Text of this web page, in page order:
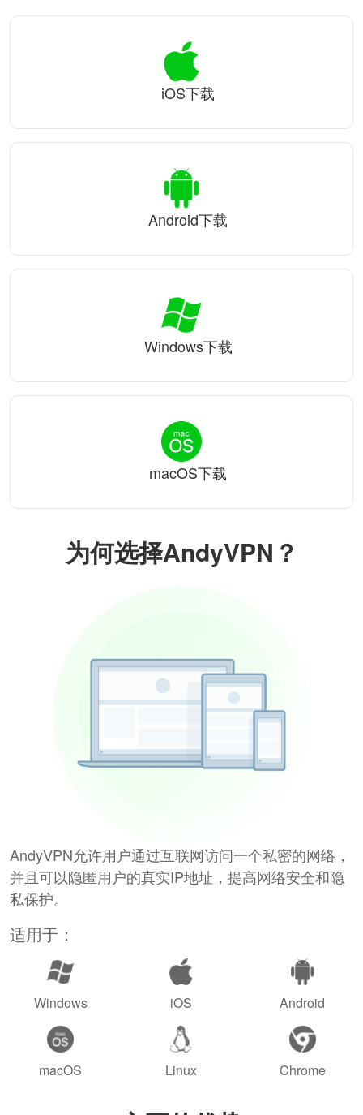
为何选择AndyVPN？
AndyVPN允许用户通过互联网访问一个私密的网络，
并且可以隐匿用户的真实IP地址，提高网络安全和隐
私保护。
适用于：
Windows iOS Android
macOS Linux Chrome
iOS下载
Android下载
Windows下载
macOS下载